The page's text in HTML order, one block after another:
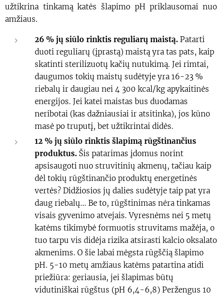
užtikrina tinkamą katės šlapimo pH priklausomai nuo
amžiaus.
26 % jų siūlo rinktis reguliarų maistą. Patarti
duoti reguliarų (įprastą) maistą yra tas pats, kaip
skatinti sterilizuotų kačių nutukimą. Jei rimtai,
daugumos tokių maistų sudėtyje yra 16-23 %
riebalų ir daugiau nei 4 300 kcal/kg apykaitinės
energijos. Jei katei maistas bus duodamas
neribotai (kas dažniausiai ir atsitinka), jos kūno
masė po truputį, bet užtikrintai didės.
12 % jų siūlo rinktis šlapimą rūgštinančius
produktus. Šis patarimas įdomus norint
apsisaugoti nuo struvitinių akmenų, tačiau kaip
dėl tokių rūgštinančio produktų energetinės
vertės? Didžiosios jų dalies sudėtyje taip pat yra
daug riebalų... Be to, rūgštinimas nėra tinkamas
visais gyvenimo atvejais. Vyresnėms nei 5 metų
katėms tikimybė formuotis struvitams mažėja, o
tuo tarpu vis didėja rizika atsirasti kalcio oksalato
akmenims. O šie labai mėgsta rūgščią šlapimo
pH. 5-10 metų amžiaus katėms patartina atidi
priežiūra: geriausia, jei šlapimas būtų
vidutiniškai rūgštus (pH 6,4-6,8) Peržengus 10